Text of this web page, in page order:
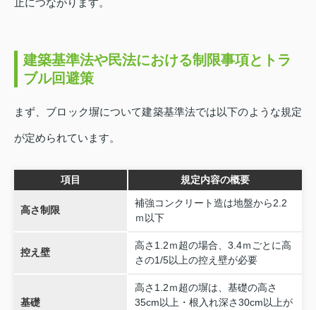
建築基準法や民法における制限事項とトラ
ブル回避策
まず、ブロック塀について建築基準法では以下のような規定
が定められています。
項目 規定内容の概要
高さ制限
補強コンクリート造は地盤から2.2
ｍ以下
控え壁
高さ1.2ｍ超の場合、3.4ｍごとに高
さの1/5以上の控え壁が必要
基礎
高さ1.2ｍ超の塀は、基礎の高さ
35cm以上・根入れ深さ30cm以上が